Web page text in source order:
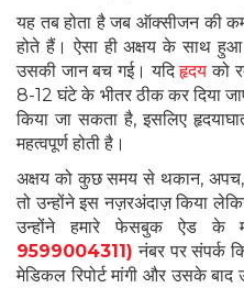
यह तब होता है जब ऑक्सीजन की
होते हैं। ऐसा ही अक्षय के साथ
उसकी जान बच गई। यदिहृदय को
8-12 घंटे के भीतर ठीक कर दिया
किया जा सकता है, इसलिए
महत्वपूर्ण होती है।
अक्षय को कुछ समय से थकान, अपच,
तो उन्होंने इस नज़रअंदाज़ किया
उन्होंने हमारे फेसबुक ऐड के
9599004311) नंबर पर संपर्क
मेडिकल रिपोर्ट मांगी और उसके